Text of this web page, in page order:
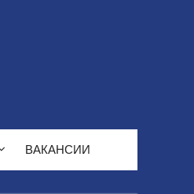
ВАКАНСИИ